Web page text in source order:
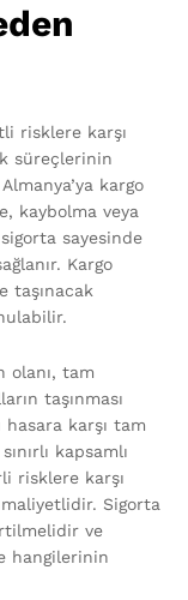
risklere karşı
süreçlerinin
kargo
kaybolma veya
sayesinde
Kargo
taşınacak
olanı, tam
taşınması
karşı tam
kapsamlı
risklere karşı
Sigorta
ve
hangilerinin